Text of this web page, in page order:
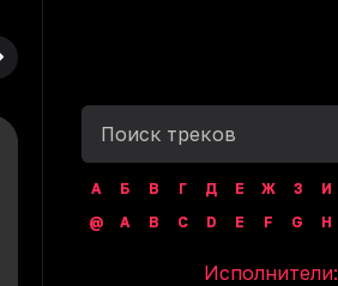
А Б В Г Д Е Ж З И
@
A B C D E F G H
Исполнители: